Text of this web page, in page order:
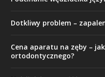
Dotkliwy problem –
Cena aparatu na zęby –
ortodontycznego?